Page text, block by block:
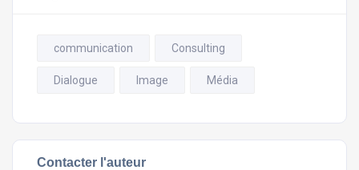
communication Consulting
Dialogue Image Média
Contacter l'auteur